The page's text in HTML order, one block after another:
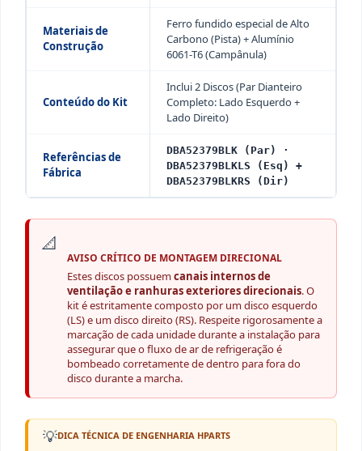
Materiais de
Construção
Ferro fundido especial de Alto
Carbono (Pista) + Alumínio
6061-T6 (Campânula)
Conteúdo do Kit
Inclui 2 Discos (Par Dianteiro
Completo: Lado Esquerdo +
Lado Direito)
Referências de
Fábrica
DBA52379BLK (Par) ·
DBA52379BLKLS (Esq) +
DBA52379BLKRS (Dir)
📐
AVISO CRÍTICO DE MONTAGEM DIRECIONAL
Estes discos possuemcanais internos de
ventilação e ranhuras exteriores direcionais. O
kit é estritamente composto por um disco esquerdo
(LS) e um disco direito (RS). Respeite rigorosamente a
marcação de cada unidade durante a instalação para
assegurar que o fluxo de ar de refrigeração é
bombeado corretamente de dentro para fora do
disco durante a marcha.
💡DICA TÉCNICA DE ENGENHARIA HPARTS